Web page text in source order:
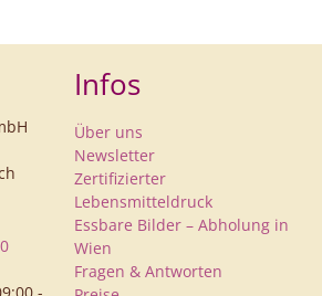
Infos
Über uns
Newsletter
Zertifizierter
Lebensmitteldruck
Essbare Bilder – Abholung in
Wien
Fragen & Antworten